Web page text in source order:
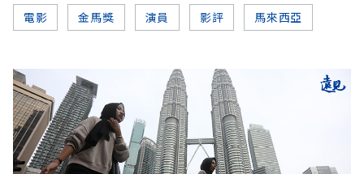
電影 金馬獎 演員 影評 馬來西亞